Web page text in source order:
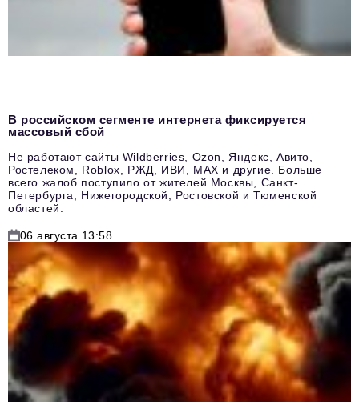
В российском сегменте интернета фиксируется
массовый сбой
Не работают сайты Wildberries, Ozon, Яндекс, Авито,
Ростелеком, Roblox, РЖД, ИВИ, MAX и другие. Больше
всего жалоб поступило от жителей Москвы, Санкт-
Петербурга, Нижегородской, Ростовской и Тюменской
областей.
06 августа 13:58